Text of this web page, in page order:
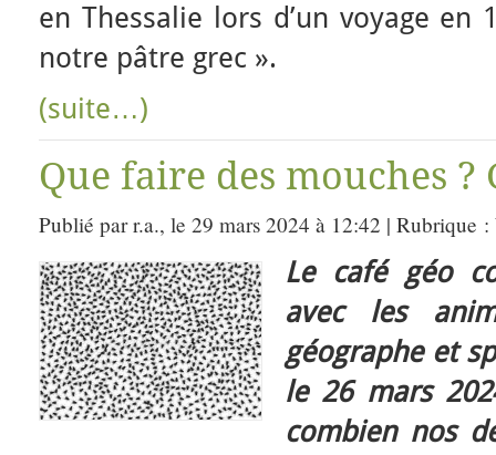
en Thessalie lors d’un voyage en
notre pâtre grec ».
(suite…)
Que faire des mouches ?
Publié par r.a., le 29 mars 2024 à 12:42 | Rubrique :
Le café géo
avec les
géographe et
le 26 mars
combien nos